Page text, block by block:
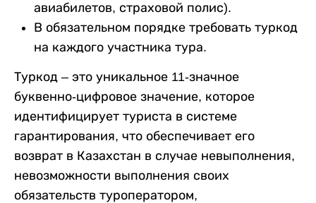
авиабилетов, страховой полис).
В обязательном порядке требовать туркод
на каждого участника тура.
Туркод – это уникальное 11-значное
буквенно-цифровое значение, которое
идентифицирует туриста в системе
гарантирования, что обеспечивает его
возврат в Казахстан в случае невыполнения,
невозможности выполнения своих
обязательств туроператором,